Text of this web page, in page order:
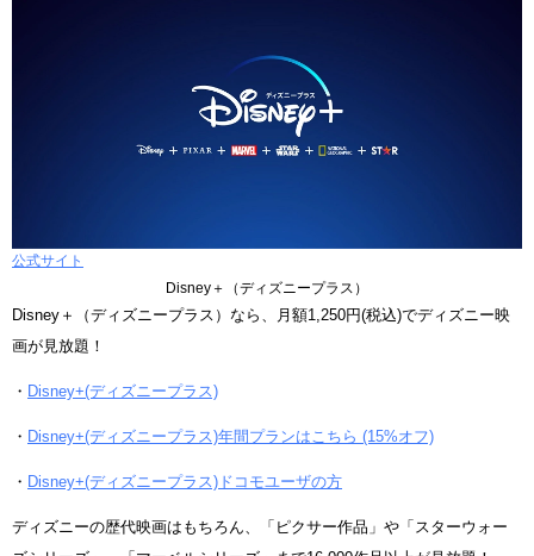
公式サイト
Disney＋（ディズニープラス）
Disney＋（ディズニープラス）なら、月額1,250円(税込)でディズニー映
画が見放題！
・ Disney+(ディズニープラス)
・ Disney+(ディズニープラス)年間プランはこちら (15%オフ)
・ Disney+(ディズニープラス)ドコモユーザの方
ディズニーの歴代映画はもちろん、「ピクサー作品」や「スターウォー